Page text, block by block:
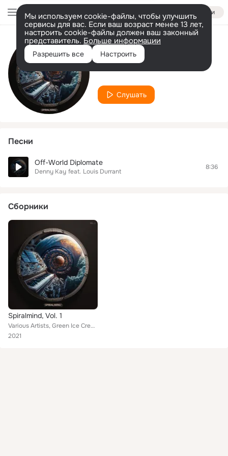
Войти
Мы используем cookie-файлы, чтобы улучшить
сервисы для вас. Если ваш возраст менее 13 лет,
настроить cookie-файлы должен ваш законный
представитель. Больше информации
Разрешить все Настроить
Исполнитель
Louis Durrant
Слушать
Песни
Off-World Diplomate
Denny Kay feat. Louis Durrant
8:36
Сборники
Spiralmind, Vol. 1
Various Artists, Green Ice Cream, Karmahacker, Sun Ions, Emotion Code, Manmara, Cinema Inside My Head, Amazon Watcher, R-Tibra, ...
2021